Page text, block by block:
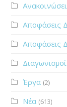
Αποφάσεις
Αποφάσεις
Έργα (2)
Νέα (613)